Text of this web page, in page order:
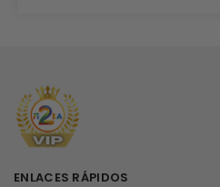
ENLACES RÁPIDOS